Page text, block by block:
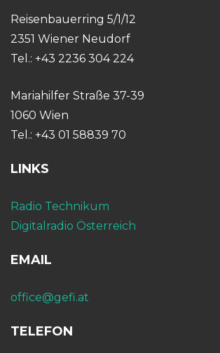
Reisenbauerring 5/1/12
2351 Wiener Neudorf
Tel.: +43 2236 304 224
Mariahilfer Straße 37-39
1060 Wien
Tel.: +43 01 58839 70
LINKS
Radio Technikum
Digitalradio Österreich
EMAIL
office@gefi.at
TELEFON